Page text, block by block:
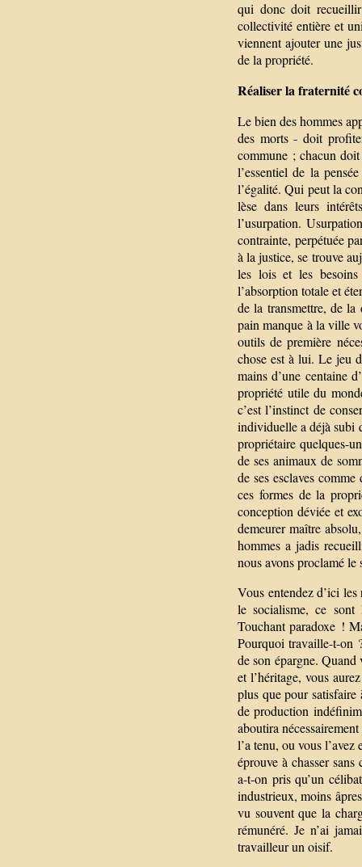
qui donc doit
collectivité entière et
viennent ajouter une
de la propriété.
Réaliser la fraternité
Le bien des hommes
des morts - doit
commune ; chacun
l’essentiel de la
l’égalité. Qui peut la
lèse dans leurs
l’usurpation.
contrainte, perpétuée
à la justice, se trouve
les lois et les
l’absorption totale et
de la transmettre, de
pain manque à la ville
outils de première
chose est à lui. Le jeu
mains d’une centaine
propriété utile du
c’est l’instinct de
individuelle a déjà subi
propriétaire quelques-
de ses animaux de
de ses esclaves
ces formes de la
conception déviée et
demeurer maître
hommes a jadis
nous avons proclamé
Vous entendez d’ici
le socialisme, ce sont
Touchant paradoxe !
Pourquoi travaille-t-on
de son épargne.
et l’héritage, vous
plus que pour
de production
aboutira
l’a tenu, ou vous
éprouve à chasser
a-t-on pris qu’un
industrieux, moins
vu souvent que la
rémunéré. Je n’ai
travailleur un oisif.